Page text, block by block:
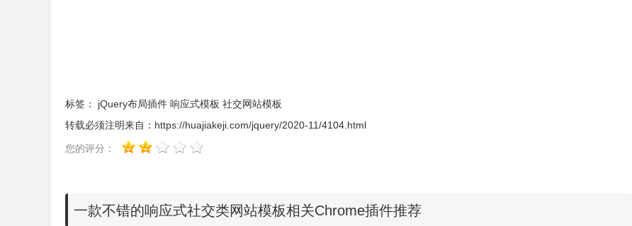
标签： jQuery布局插件 响应式模板 社交网站模板
转载必须注明来自： https://huajiakeji.com/jquery/2020-11/4104.html
您的评分：
一款不错的响应式社交类网站模板相关Chrome插件推荐